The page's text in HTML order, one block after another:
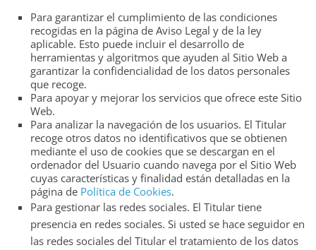
Para garantizar el cumplimiento de las condiciones
recogidas en la página de Aviso Legal y de la ley
aplicable. Esto puede incluir el desarrollo de
herramientas y algoritmos que ayuden al Sitio Web a
garantizar la confidencialidad de los datos personales
que recoge.
Para apoyar y mejorar los servicios que ofrece este Sitio
Web.
Para analizar la navegación de los usuarios. El Titular
recoge otros datos no identificativos que se obtienen
mediante el uso de cookies que se descargan en el
ordenador del Usuario cuando navega por el Sitio Web
cuyas características y finalidad están detalladas en la
página de Política de Cookies.
Para gestionar las redes sociales. El Titular tiene
presencia en redes sociales. Si usted se hace seguidor en
las redes sociales del Titular el tratamiento de los datos